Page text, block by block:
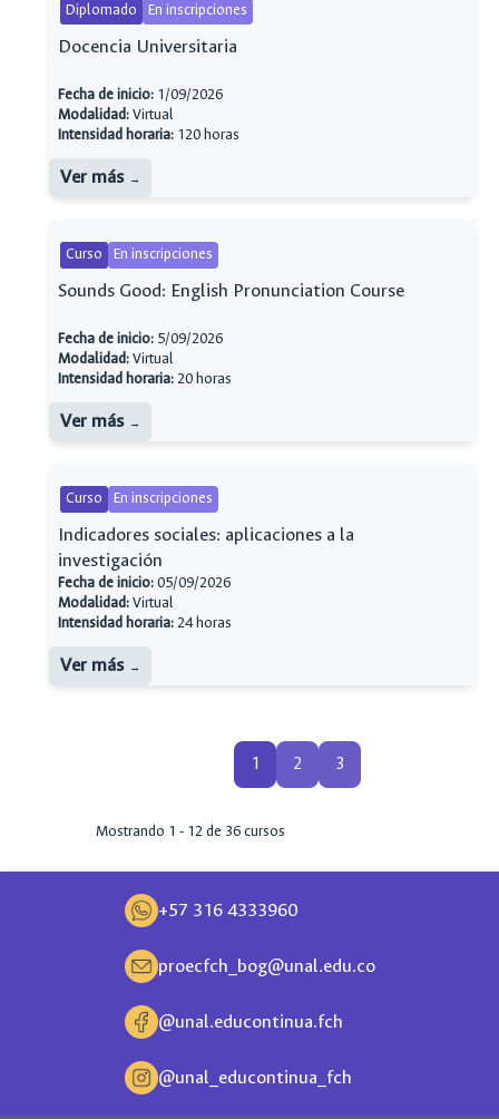
Diplomado En inscripciones
Docencia Universitaria
Fecha de inicio: 1/09/2026
Modalidad:Virtual
Intensidad horaria: 120 horas
Ver más
Curso En inscripciones
Sounds Good: English Pronunciation Course
Fecha de inicio: 5/09/2026
Modalidad:Virtual
Intensidad horaria: 20 horas
Ver más
Curso En inscripciones
Indicadores sociales: aplicaciones a la
investigación
Fecha de inicio: 05/09/2026
Modalidad:Virtual
Intensidad horaria: 24 horas
Ver más
1 2 3
Mostrando 1 - 12 de 36 cursos
+57 316 4333960
proecfch_bog@unal.edu.co
@unal.educontinua.fch
@unal_educontinua_fch